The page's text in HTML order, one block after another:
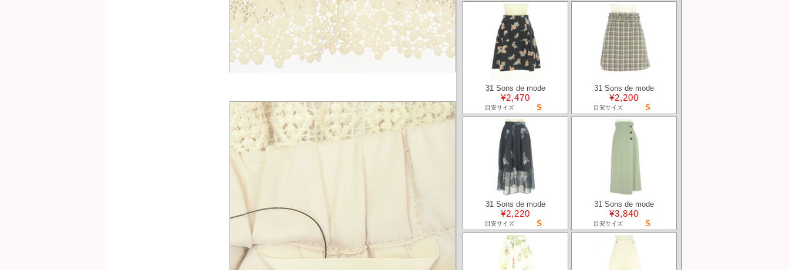
31 Sons de mode
¥2,470
目安サイズ S
31 Sons de mode
¥2,200
目安サイズ S
31 Sons de mode
¥2,220
目安サイズ S
31 Sons de mode
¥3,840
目安サイズ S